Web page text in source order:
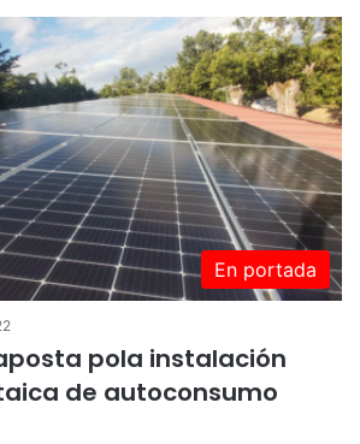
En portada
pola instalación
de autoconsumo